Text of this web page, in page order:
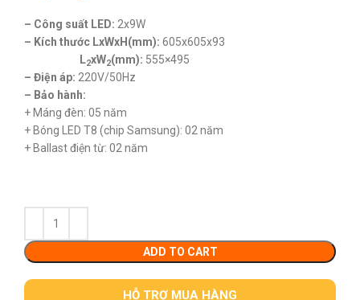
– Công suất LED: 2x9W
– Kích thước LxWxH(mm): 605x605x93
L2xW2(mm): 555×495
– Điện áp: 220V/50Hz
– Bảo hành:
+ Máng đèn: 05 năm
+ Bóng LED T8 (chip Samsung): 02 năm
+ Ballast điện từ: 02 năm
ADD TO CART
HỖ TRỢ MUA HÀNG